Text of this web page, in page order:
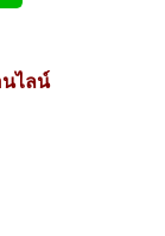
นไลน์